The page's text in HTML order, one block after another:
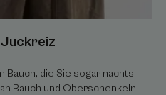
Bauch, die Sie sogar nachts
Bauch und Oberschenkeln